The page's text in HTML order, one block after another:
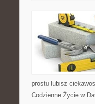
prostu lubisz
Codzienne Życie w